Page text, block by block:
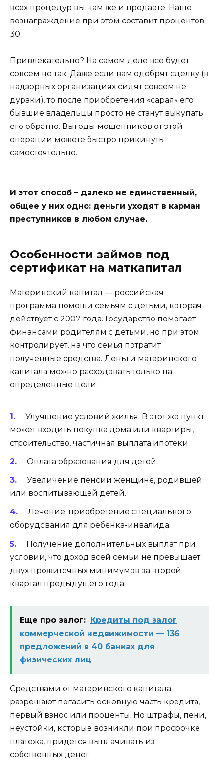
всех процедур вы нам же и продаете. Наше
вознаграждение при этом составит процентов
30.
Привлекательно? На самом деле все будет
совсем не так. Даже если вам одобрят сделку (в
надзорных организациях сидят совсем не
дураки), то после приобретения «сарая» его
бывшие владельцы просто не станут выкупать
его обратно. Выгоды мошенников от этой
операции можете быстро прикинуть
самостоятельно.
И этот способ – далеко не единственный,
общее у них одно: деньги уходят в карман
преступников в любом случае.
Особенности займов под
сертификат на маткапитал
Материнский капитал — российская
программа помощи семьям с детьми, которая
действует с 2007 года. Государство помогает
финансами родителям с детьми, но при этом
контролирует, на что семья потратит
полученные средства. Деньги материнского
капитала можно расходовать только на
определенные цели:
Улучшение условий жилья. В этот же пункт
может входить покупка дома или квартиры,
строительство, частичная выплата ипотеки.
Оплата образования для детей.
Увеличение пенсии женщине, родившей
или воспитывающей детей.
Лечение, приобретение специального
оборудования для ребенка-инвалида.
Получение дополнительных выплатпри
условии, что доход всей семьи не превышает
двух прожиточных минимумов за второй
квартал предыдущего года.
Еще про залог: Кредиты под залог
коммерческой недвижимости — 136
предложений в 40 банках для
физических лиц
Средствами от материнского капитала
разрешают погасить основную часть кредита,
первый взнос или проценты. Но штрафы, пени,
неустойки, которые возникли при просрочке
платежа, придется выплачивать из
собственных денег.